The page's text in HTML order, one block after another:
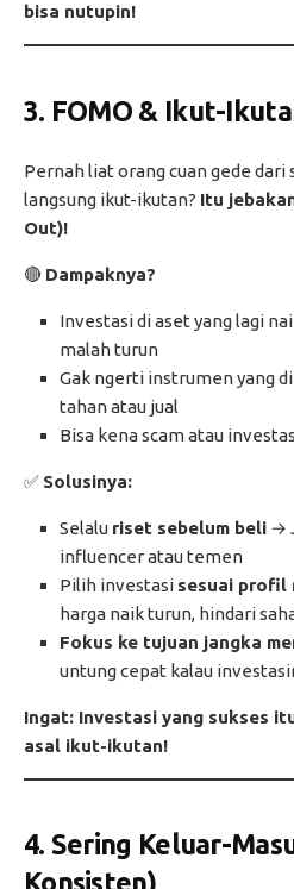
bisa nutupin!
3. FOMO & Ikut-
Pernah liat orang cuan gede
langsung ikut-ikutan? Itu
Out)!
🔴 Dampaknya?
Investasi di aset yang lagi
malah turun
Gak ngerti instrumen yang
tahan atau jual
Bisa kena scam atau
✅ Solusinya:
Selalu riset sebelum beli →
influencer atau temen
Pilih investasi sesuai profil
harga naik turun, hindari
Fokus ke tujuan jangka
untung cepat kalau
Ingat: Investasi yang sukses
asal ikut-ikutan!
4. Sering Keluar-
Konsisten)